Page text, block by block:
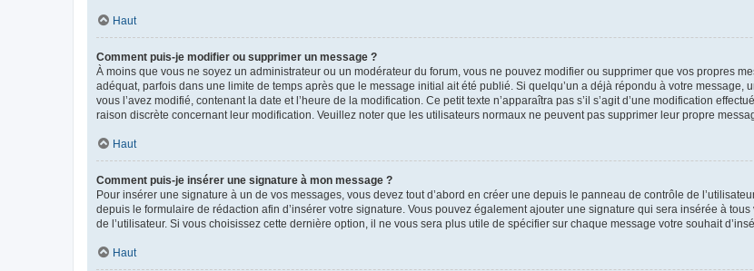
Haut
Comment puis-je modifier ou supprimer un message ?
À moins que vous ne soyez un administrateur ou un modérateur du forum, vous ne pouvez modifier ou supprimer que vos propres
adéquat, parfois dans une limite de temps après que le message initial ait été publié. Si quelqu’un a déjà répondu à votre message,
vous l’avez modifié, contenant la date et l’heure de la modification. Ce petit texte n’apparaîtra pas s’il s’agit d’une modification
raison discrète concernant leur modification. Veuillez noter que les utilisateurs normaux ne peuvent pas supprimer leur propre
Haut
Comment puis-je insérer une signature à mon message ?
Pour insérer une signature à un de vos messages, vous devez tout d’abord en créer une depuis le panneau de contrôle de
depuis le formulaire de rédaction afin d’insérer votre signature. Vous pouvez également ajouter une signature qui sera insérée à
de l’utilisateur. Si vous choisissez cette dernière option, il ne vous sera plus utile de spécifier sur chaque message votre souhait
Haut